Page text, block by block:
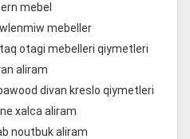
mebel
mebeller
otagi mebelleri qiymetleri
aliram
divan kreslo qiymetleri
xalca aliram
noutbuk aliram